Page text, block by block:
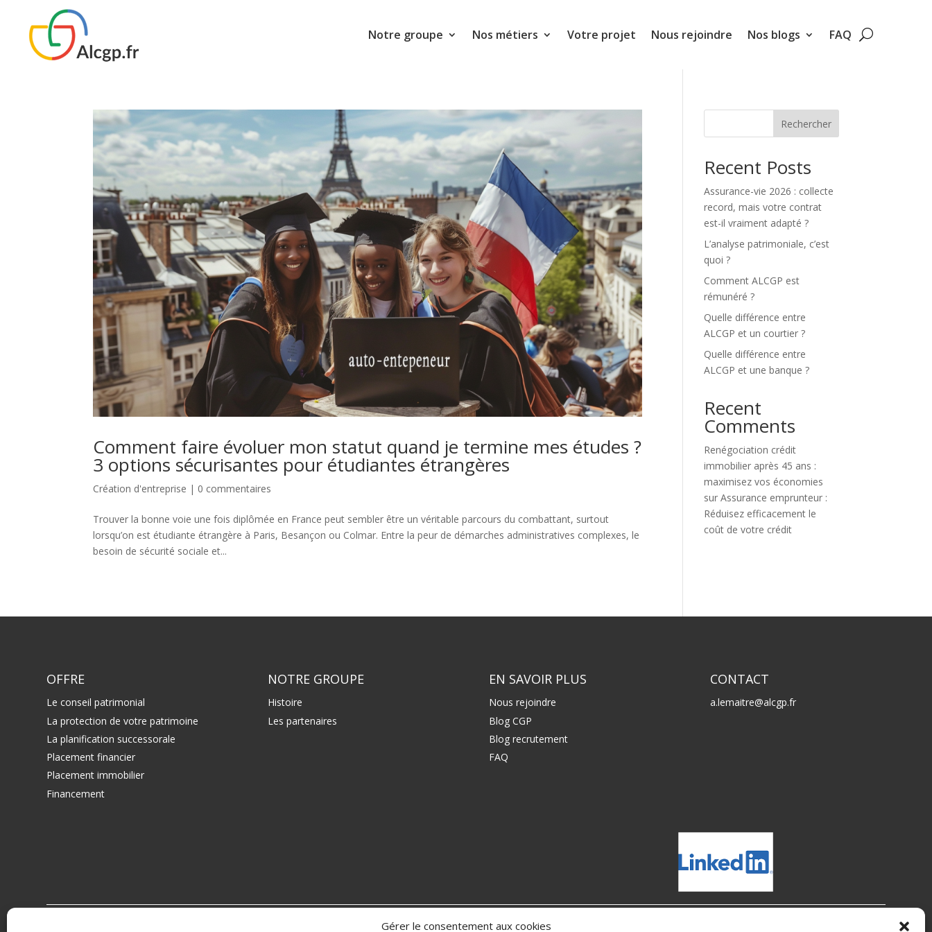
Gérer le consentement aux cookies
Notre groupe Nos métiers Votre projet Nous rejoindre Nos blogs FAQ
Comment faire évoluer mon statut quand je termine mes études ?
3 options sécurisantes pour étudiantes étrangères
Création d'entreprise | 0 commentaires
Trouver la bonne voie une fois diplômée en France peut sembler être un véritable parcours du combattant, surtout
lorsqu’on est étudiante étrangère à Paris, Besançon ou Colmar. Entre la peur de démarches administratives complexes, le
besoin de sécurité sociale et...
Rechercher
Recent Posts
Assurance-vie 2026 : collecte
record, mais votre contrat
est-il vraiment adapté ?
L’analyse patrimoniale, c’est
quoi ?
Comment ALCGP est
rémunéré ?
Quelle différence entre
ALCGP et un courtier ?
Quelle différence entre
ALCGP et une banque ?
Recent
Comments
Renégociation crédit
immobilier après 45 ans :
maximisez vos économies
surAssurance emprunteur :
Réduisez efficacement le
coût de votre crédit
OFFRE
Le conseil patrimonial
La protection de votre patrimoine
La planification successorale
Placement financier
Placement immobilier
Financement
NOTRE GROUPE
Histoire
Les partenaires
EN SAVOIR PLUS
Nous rejoindre
Blog CGP
Blog recrutement
FAQ
CONTACT
a.lemaitre@alcgp.fr